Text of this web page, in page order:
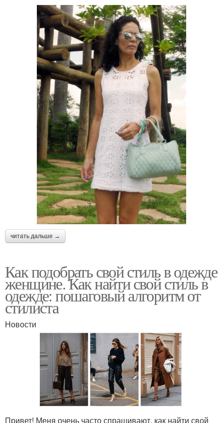
читать дальше →
Как подобрать свой стиль в одежде
женщине. Как найти свой стиль в
одежде: пошаговый алгоритм от
стилиста
Новости
Привет! Меня очень часто спрашивают, как найти свой